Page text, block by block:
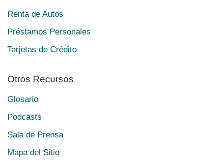
Renta de Autos
Préstamos Personales
Tarjetas de Crédito
Otros Recursos
Glosario
Podcasts
Sala de Prensa
Mapa del Sitio